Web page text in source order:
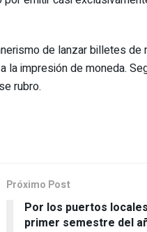
de lanzar billetes de
la impresión de moneda.
rubro.
Próximo Post
Por los puertos
primer semestre del